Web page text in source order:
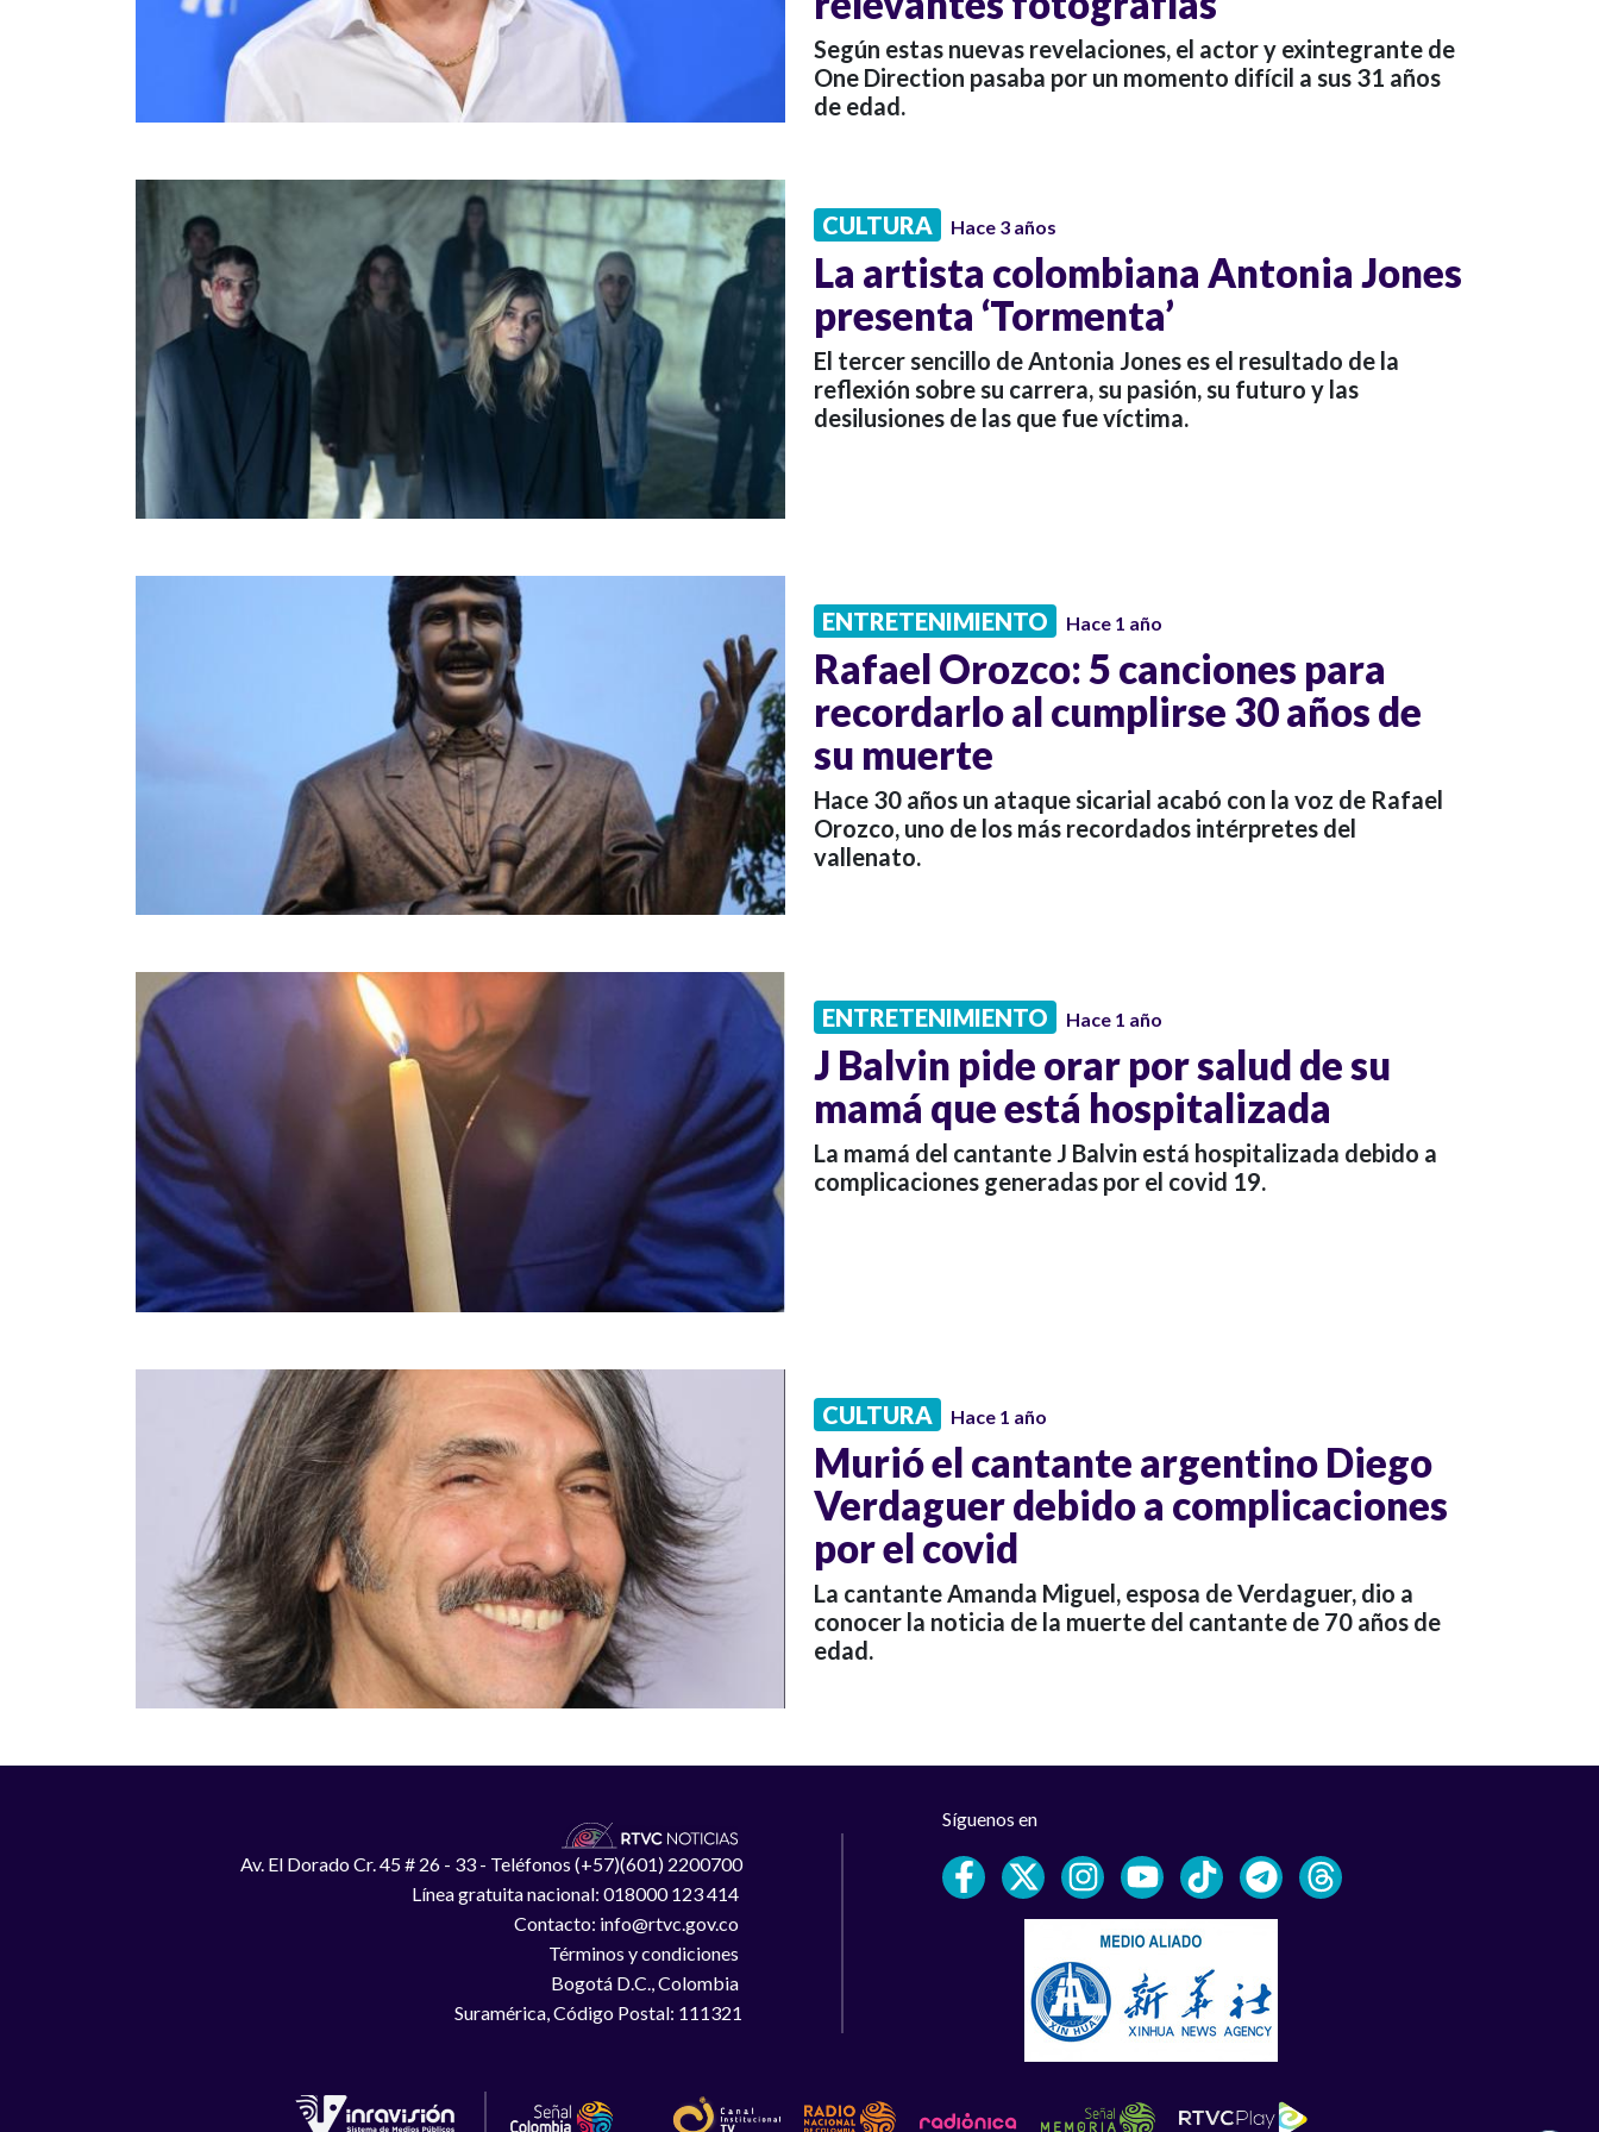
Según estas nuevas revelaciones, el actor y exintegrante de
One Direction pasaba por un momento difícil a sus 31 años
de edad.
CULTURA Hace 3 años
La artista colombiana Antonia Jones
presenta ‘Tormenta’
El tercer sencillo de Antonia Jones es el resultado de la
reflexión sobre su carrera, su pasión, su futuro y las
desilusiones de las que fue víctima.
ENTRETENIMIENTO Hace 1 año
Rafael Orozco: 5 canciones para
recordarlo al cumplirse 30 años de
su muerte
Hace 30 años un ataque sicarial acabó con la voz de Rafael
Orozco, uno de los más recordados intérpretes del
vallenato.
ENTRETENIMIENTO Hace 1 año
J Balvin pide orar por salud de su
mamá que está hospitalizada
La mamá del cantante J Balvin está hospitalizada debido a
complicaciones generadas por el covid 19.
CULTURA Hace 1 año
Murió el cantante argentino Diego
Verdaguer debido a complicaciones
por el covid
La cantante Amanda Miguel, esposa de Verdaguer, dio a
conocer la noticia de la muerte del cantante de 70 años de
edad.
Av. El Dorado Cr. 45 # 26 - 33 - Teléfonos (+57)(601) 2200700
Línea gratuita nacional: 018000 123 414
Contacto: info@rtvc.gov.co
Términos y condiciones
Bogotá D.C., Colombia
Suramérica, Código Postal: 111321
Síguenos en